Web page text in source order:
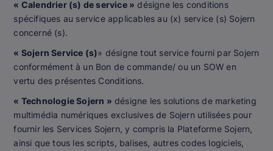
« Calendrier (s) de service » désigne les conditions
spécifiques au service applicables au (x) service (s) Sojern
concerné (s).
« Sojern Service (s)» désigne tout service fourni par Sojern
conformément à un Bon de commande/ ou un SOW en
vertu des présentes Conditions.
« Technologie Sojern » désigne les solutions de marketing
multimédia numériques exclusives de Sojern utilisées pour
fournir les Services Sojern, y compris la Plateforme Sojern,
ainsi que tous les scripts, balises, autres codes logiciels,